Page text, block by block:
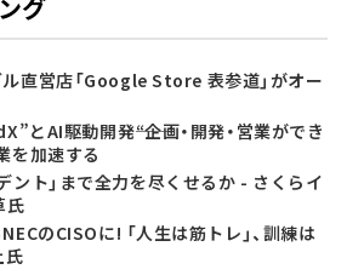
グ
直営店「Google Store 表参道」がオー
とAI駆動開発――“企画・開発・営業ができ
を加速する
ント」まで全力を尽くせるか - さくらイ
氏
のCISOに! 「人生は筋トレ」、訓練は
氏